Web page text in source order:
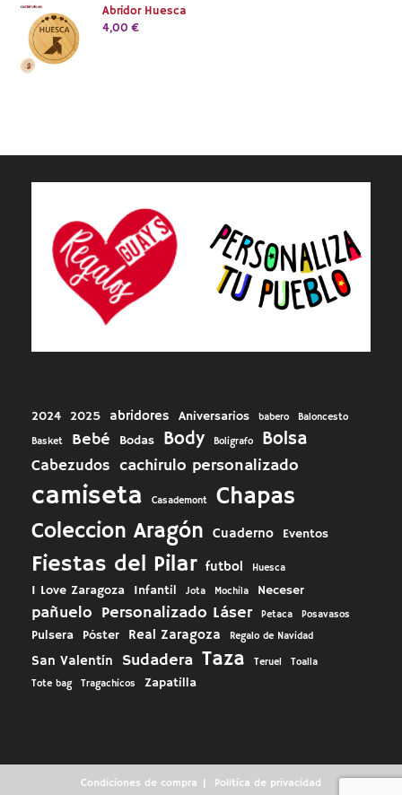
Abridor Huesca
4,00 €
2024 2025 abridores Aniversarios babero
Baloncesto
Basket
Bebé Bodas Body Boligrafo Bolsa
Cabezudos cachirulo personalizado
camiseta Casademont Chapas
Coleccion Aragón Cuaderno Eventos
Fiestas del Pilar futbol Huesca
I Love Zaragoza Infantil Jota Mochila Neceser
pañuelo Personalizado Láser Petaca Posavasos
Pulsera Póster Real Zaragoza Regalo de Navidad
San Valentín Sudadera Taza Teruel
Toalla
Tote bag
Tragachicos Zapatilla
Condiciones de compra Política de privacidad